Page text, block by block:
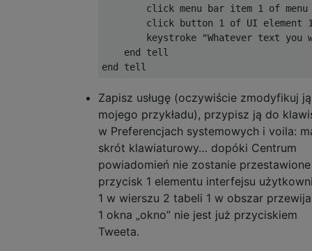
click menu bar item 1 of menu
click button 1 of UI element
keystroke "Whatever text you
    end tell
Zapisz usługę (oczywiście zmodyfikuj
mojego przykładu), przypisz ją do
w Preferencjach systemowych i voila:
skrót klawiaturowy… dopóki Centrum
powiadomień nie zostanie
przycisk 1 elementu interfejsu
1 w wierszu 2 tabeli 1 w obszar
1 okna „okno” nie jest już przyciskiem
Tweeta.